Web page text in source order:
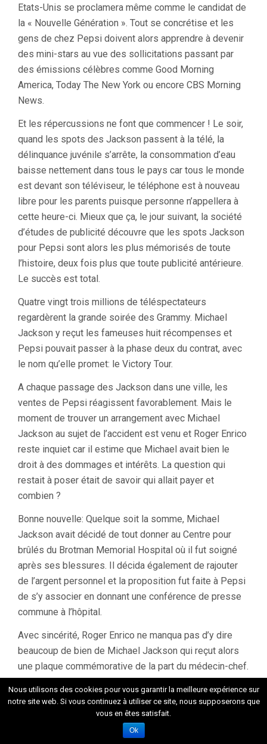
Etats-Unis se proclamera même comme le candidat de
la « Nouvelle Génération ». Tout se concrétise et les
gens de chez Pepsi doivent alors apprendre à devenir
des mini-stars au vue des sollicitations passant par
des émissions célèbres comme Good Morning
America, Today The New York ou encore CBS Morning
News.
Et les répercussions ne font que commencer ! Le soir,
quand les spots des Jackson passent à la télé, la
délinquance juvénile s’arrête, la consommation d’eau
baisse nettement dans tous le pays car tous le monde
est devant son téléviseur, le téléphone est à nouveau
libre pour les parents puisque personne n’appellera à
cette heure-ci. Mieux que ça, le jour suivant, la société
d’études de publicité découvre que les spots Jackson
pour Pepsi sont alors les plus mémorisés de toute
l’histoire, deux fois plus que toute publicité antérieure.
Le succès est total.
Quatre vingt trois millions de téléspectateurs
regardèrent la grande soirée des Grammy. Michael
Jackson y reçut les fameuses huit récompenses et
Pepsi pouvait passer à la phase deux du contrat, avec
le nom qu’elle promet: le Victory Tour.
A chaque passage des Jackson dans une ville, les
ventes de Pepsi réagissent favorablement. Mais le
moment de trouver un arrangement avec Michael
Jackson au sujet de l’accident est venu et Roger Enrico
reste inquiet car il estime que Michael avait bien le
droit à des dommages et intérêts. La question qui
restait à poser était de savoir qui allait payer et
combien ?
Bonne nouvelle: Quelque soit la somme, Michael
Jackson avait décidé de tout donner au Centre pour
brûlés du Brotman Memorial Hospital où il fut soigné
après ses blessures. Il décida également de rajouter
de l’argent personnel et la proposition fut faite à Pepsi
de s’y associer en donnant une conférence de presse
commune à l’hôpital.
Avec sincérité, Roger Enrico ne manqua pas d’y dire
beaucoup de bien de Michael Jackson qui reçut alors
une plaque commémorative de la part du médecin-chef.
Nous utilisons des cookies pour vous garantir la meilleure expérience sur
notre site web. Si vous continuez à utiliser ce site, nous supposerons que
vous en êtes satisfait.
Ok